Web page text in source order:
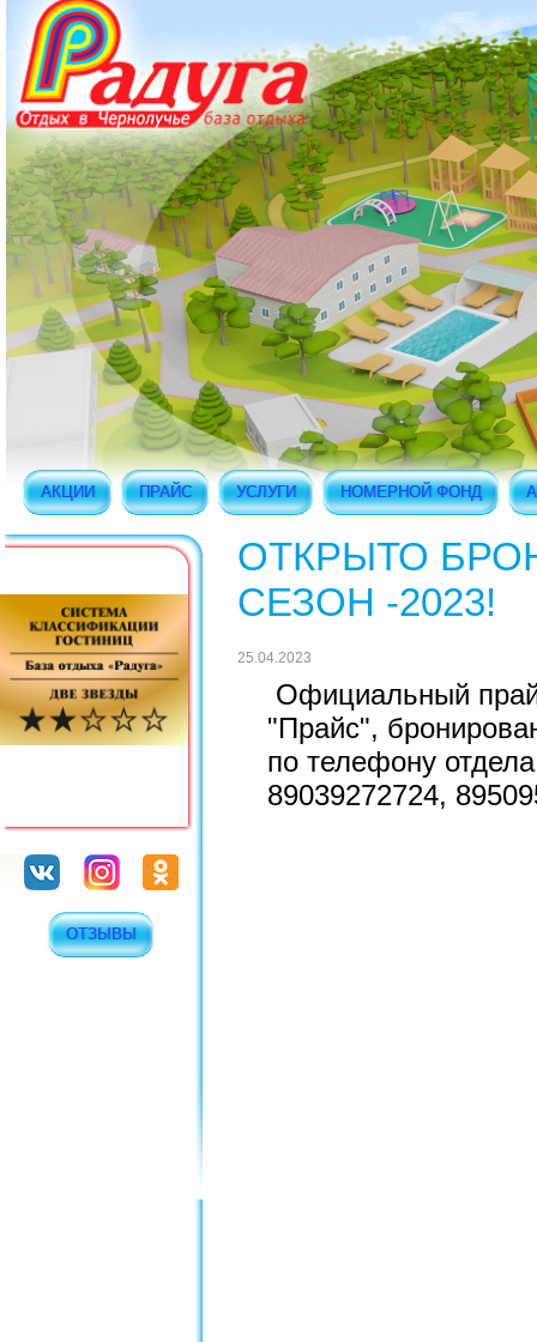
АКЦИИ ПРАЙС УСЛУГИ НОМЕРНОЙ ФОНД
ОТЗЫВЫ
ОТКРЫТО
СЕЗОН -2023!
25.04.2023
Официальный
"Прайс",
по телефону
89039272724,